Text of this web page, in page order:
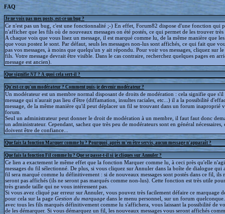
FAQ
Je ne vois pas mes posts, est-ce un bug ?
Ce n'est pas un bug, c'est une fonctionnalité ;-) En effet, Forum82 dispose d'une fonction qui
n'afficher que les fils où de nouveaux messages on été postés, ce qui permet de les trouver
A chaque vois que vous lisez un message, il est marqué comme lu, de la même manière que les
que vous postez le sont. Par défaut, seuls les messages non-lus sont affichés, ce qui fait que
pas vos messages, à moins que quelqu'un y ait répondu. Pour voir vos messages, cliquez sur
fils. Votre message devrait être visible. Dans le cas contraire, recherchez quelques pages en
message est ancien).
Que signifie NT ? A quoi cela sert-il ?
Qu'est-ce qu'un modérateur ? Comment puis-je devenir modérateur ?
Un modérateur est un membre normal disposant de droits de modération : cela signifie que
message qui n'aurait pas lieu d'être (diffamation, insultes raciales, etc...) il a la possibilité
message, de la même manière qu'il peut déplacer un fil se trouvant dans un forum inaproprié
forum.
Seul un administrateur peut donner le droit de modération à un membre, il faut faut donc
un administrateur. Cependant, sachez que très peu de modérateurs sont en général nécessaires,
doivent être de confiance...
Que fais la fonction Marquer comme lu ? Pourquoi, après m'en être servis, aucun message n'apparaît ?
Que fais la fonction Fil comme lu ? Que se passe-t-il si je cliques sur Annuler ?
Ce lien a exactement le même effet que la fonction Marquer comme lu, à ceci près qu'elle
messages du fil sélectionné. De plus, si vous cliquez sur Annuler dans la boîte de dialogue qui
fil sera marqué comme lu définitivement : si de nouveaux messages sont postés dans ce fil, ils
seront pas affichés (ils ne seront pas marqués comme non-lus). Cette fonction est très utile
très grande taille qui ne vous intéressent pas.
Si vous avez cliqué par erreur sur Annuler, vous pouvez très facilement défaire ce marquage
pour cela sur la page Gestion du marquage dans le menu personnel, sur un forum
avec tous les fils marqués définitivement comme lu s'affichera, vous laissant la possibilité de
de les démarquer. Si vous démarquez un fil, les nouveaux messages vous seront affichés